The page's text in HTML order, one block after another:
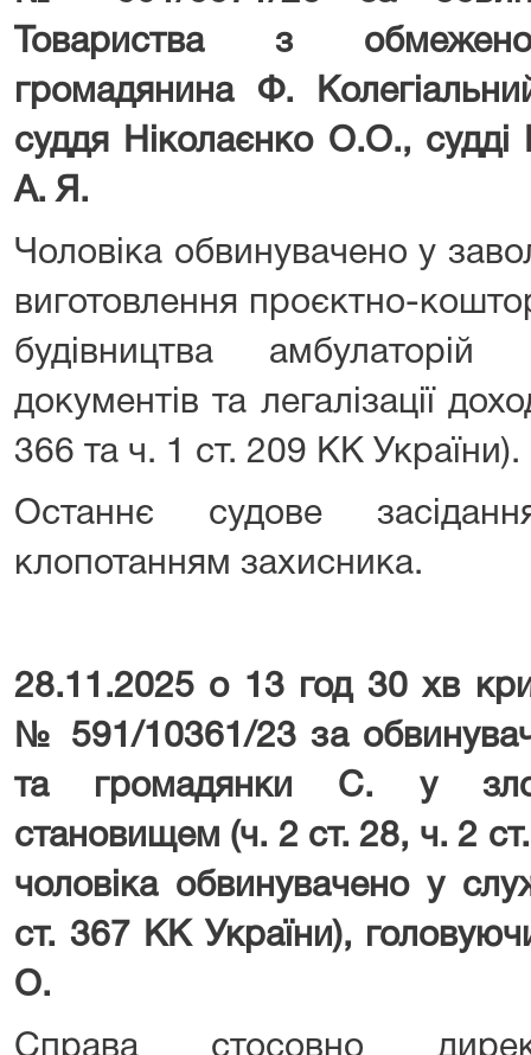
Товариства з
громадянина Ф.
суддя Ніколаєнко О.О.,
А. Я.
Чоловіка обвинувачено у
виготовлення проєктно-
будівництва
документів та легалізації
366 та ч. 1 ст. 209 КК України).
Останнє судове
клопотанням захисника.
28.11.2025 о 13 год 30 хв
№ 591/10361/23 за
та громадянки С. у
становищем (ч. 2 ст. 28, ч. 2
чоловіка обвинувачено у
ст. 367 КК України),
О.
Справа стосовно